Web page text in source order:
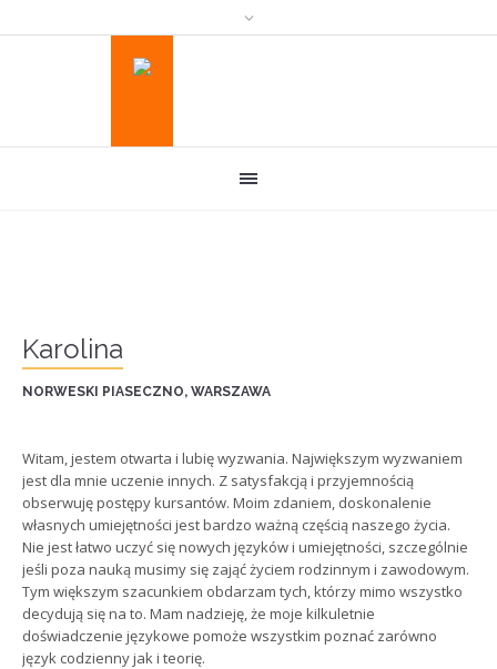
Karolina
NORWESKI PIASECZNO, WARSZAWA
Witam, jestem otwarta i lubię wyzwania. Największym wyzwaniem
jest dla mnie uczenie innych. Z satysfakcją i przyjemnością
obserwuję postępy kursantów. Moim zdaniem, doskonalenie
własnych umiejętności jest bardzo ważną częścią naszego życia.
Nie jest łatwo uczyć się nowych języków i umiejętności, szczególnie
jeśli poza nauką musimy się zająć życiem rodzinnym i zawodowym.
Tym większym szacunkiem obdarzam tych, którzy mimo wszystko
decydują się na to. Mam nadzieję, że moje kilkuletnie
doświadczenie językowe pomoże wszystkim poznać zarówno
język codzienny jak i teorię.